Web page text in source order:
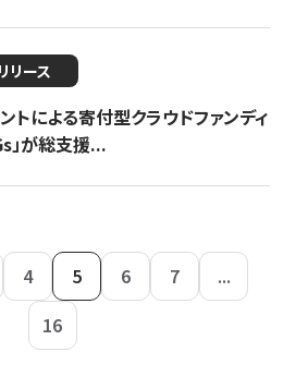
リース
トによる寄付型クラウドファンディ
」が総支援...
4 5 6 7
...
16